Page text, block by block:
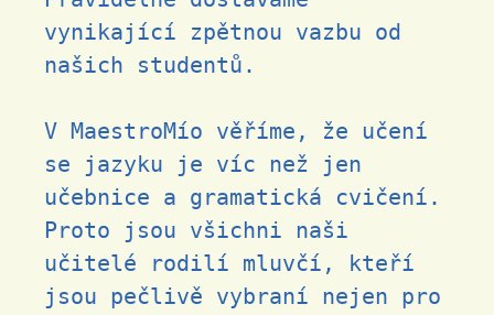
vynikající zpětnou vazbu od
našich studentů.
V MaestroMío věříme, že učení
se jazyku je víc než jen
učebnice a gramatická cvičení.
Proto jsou všichni naši
učitelé rodilí mluvčí, kteří
jsou pečlivě vybraní nejen pro